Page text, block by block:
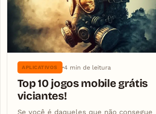
APLICATIVOS 4 min de leitura
Top 10 jogos mobile grátis
viciantes!
Se você é daqueles que não consegue